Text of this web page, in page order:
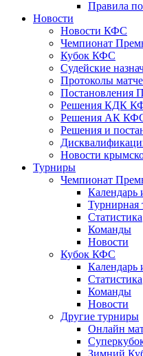
Правила
Новости
Новости КФС
Чемпионат
Кубок КФС
Судейские
Протоколы
Постановления
Решения КДК
Решения АК
Решения и
Новости
Турниры
Чемпионат
Календарь
Турнирная
Статистика
Команды
Новости
Кубок КФС
Календарь
Статистика
Команды
Новости
Другие турниры
Онлайн
Зимний